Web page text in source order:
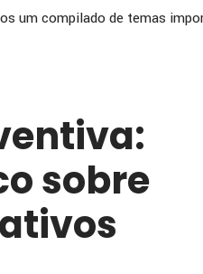
um compilado de temas
sobre